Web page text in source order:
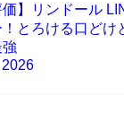
価】リンドール
とろける口どけ